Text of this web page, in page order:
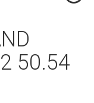
50.54